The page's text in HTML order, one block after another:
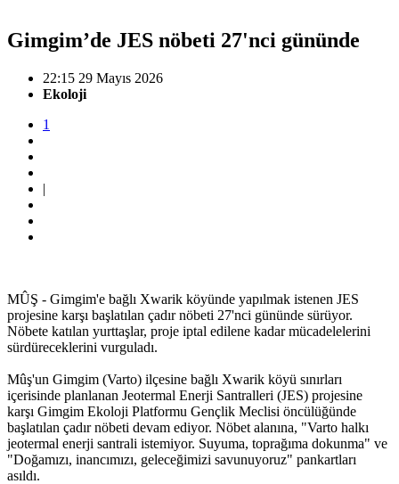
Gimgim’de JES nöbeti 27'nci gününde
22:15 29 Mayıs 2026
Ekoloji
1
|
MÛŞ - Gimgim'e bağlı Xwarik köyünde yapılmak istenen JES
projesine karşı başlatılan çadır nöbeti 27'nci gününde sürüyor.
Nöbete katılan yurttaşlar, proje iptal edilene kadar mücadelelerini
sürdüreceklerini vurguladı.
Mûş'un Gimgim (Varto) ilçesine bağlı Xwarik köyü sınırları
içerisinde planlanan Jeotermal Enerji Santralleri (JES) projesine
karşı Gimgim Ekoloji Platformu Gençlik Meclisi öncülüğünde
başlatılan çadır nöbeti devam ediyor. Nöbet alanına, "Varto halkı
jeotermal enerji santrali istemiyor. Suyuma, toprağıma dokunma" ve
"Doğamızı, inancımızı, geleceğimizi savunuyoruz" pankartları
asıldı.